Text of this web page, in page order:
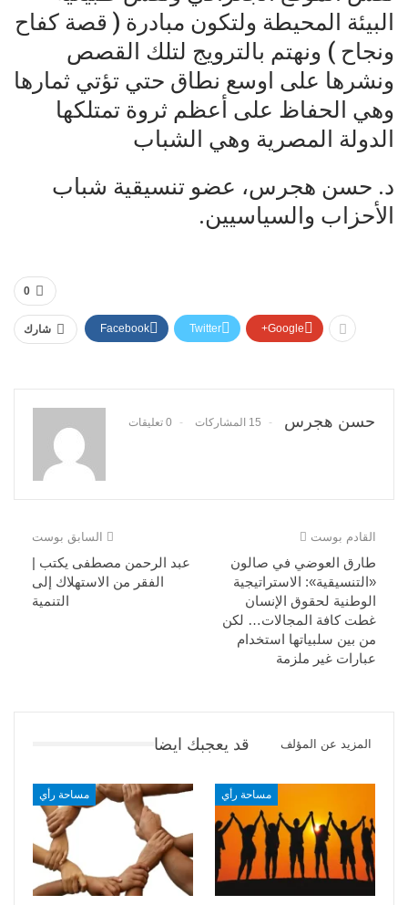
البيئة المحيطة ولتكون مبادرة ( قصة كفاح
ونجاح ) ونهتم بالترويج لتلك القصص
ونشرها على اوسع نطاق حتي تؤتي ثمارها
وهي الحفاظ على أعظم ثروة تمتلكها
الدولة المصرية وهي الشباب
د. حسن هجرس، عضو تنسيقية شباب
الأحزاب والسياسيين.
0
شارك Facebook Twitter Google+
حسن هجرس 15 المشاركات 0 تعليقات
السابق بوست
عبد الرحمن مصطفى يكتب |
الفقر من الاستهلاك إلى
التنمية
القادم بوست
طارق العوضي في صالون
«التنسيقية»: الاستراتيجية
الوطنية لحقوق الإنسان
غطت كافة المجالات… لكن
من بين سلبياتها استخدام
عبارات غير ملزمة
قد يعجبك ايضا المزيد عن المؤلف
مساحة رأي مساحة رأي